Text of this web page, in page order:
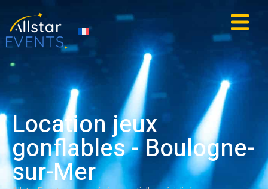
principal
Location jeux
gonflables - Boulogne-
sur-Mer